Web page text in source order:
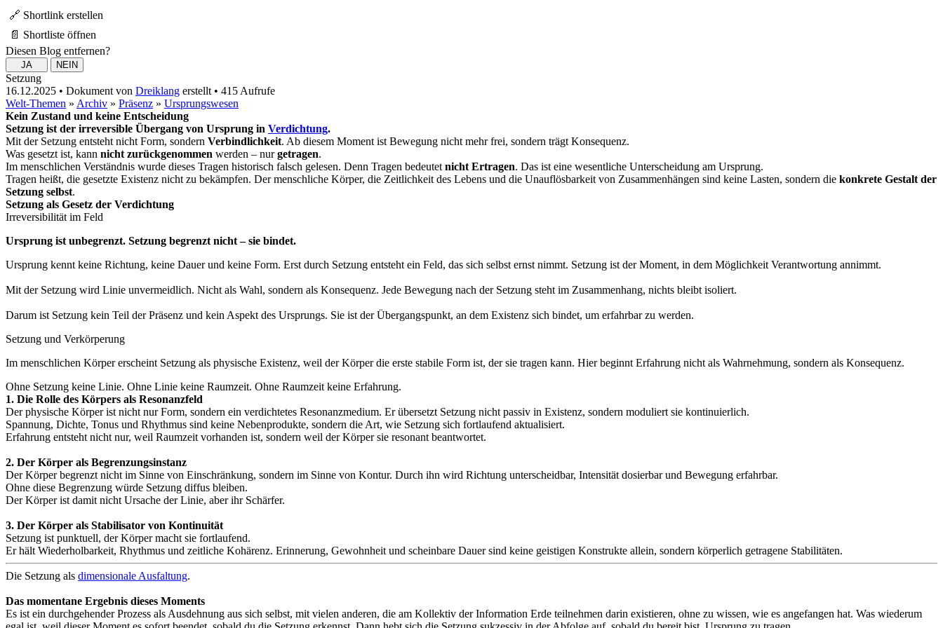
🔗 Shortlink erstellen
📄 Shortliste öffnen
Diesen Blog entfernen?
Setzung
16.12.2025 • Dokument von Dreiklang erstellt • 415 Aufrufe
Welt-Themen » Archiv » Präsenz » Ursprungswesen
Kein Zustand und keine Entscheidung
Setzung ist der irreversible Übergang von Ursprung in Verdichtung.
Mit der Setzung entsteht nicht Form, sondern Verbindlichkeit. Ab diesem Moment ist Bewegung nicht mehr frei, sondern trägt Konsequenz.
Was gesetzt ist, kann nicht zurückgenommen werden – nurgetragen.
Im menschlichen Verständnis wurde dieses Tragen historisch falsch gelesen. Denn Tragen bedeutet nicht Ertragen. Das ist eine wesentliche Unterscheidung am Ursprung.
Tragen heißt, die gesetzte Existenz nicht zu bekämpfen. Der menschliche Körper, die Zeitlichkeit des Lebens und die Unauflösbarkeit von Zusammenhängen sind keine Lasten, sondern die konkrete Gestalt der
Setzung selbst.
Setzung als Gesetz der Verdichtung
Irreversibilität im Feld
Ursprung ist unbegrenzt. Setzung begrenzt nicht – sie bindet.
Ursprung kennt keine Richtung, keine Dauer und keine Form. Erst durch Setzung entsteht ein Feld, das sich selbst ernst nimmt. Setzung ist der Moment, in dem Möglichkeit Verantwortung annimmt.
Mit der Setzung wird Linie unvermeidlich. Nicht als Wahl, sondern als Konsequenz. Jede Bewegung nach der Setzung steht im Zusammenhang, nichts bleibt isoliert.
Darum ist Setzung kein Teil der Präsenz und kein Aspekt des Ursprungs. Sie ist der Übergangspunkt, an dem Existenz sich bindet, um erfahrbar zu werden.
Setzung und Verkörperung
Im menschlichen Körper erscheint Setzung als physische Existenz, weil der Körper die erste stabile Form ist, der sie tragen kann. Hier beginnt Erfahrung nicht als Wahrnehmung, sondern als Konsequenz.
Ohne Setzung keine Linie. Ohne Linie keine Raumzeit. Ohne Raumzeit keine Erfahrung.
1. Die Rolle des Körpers als Resonanzfeld
Der physische Körper ist nicht nur Form, sondern ein verdichtetes Resonanzmedium. Er übersetzt Setzung nicht passiv in Existenz, sondern moduliert sie kontinuierlich.
Spannung, Dichte, Tonus und Rhythmus sind keine Nebenprodukte, sondern die Art, wie Setzung sich fortlaufend aktualisiert.
Erfahrung entsteht nicht nur, weil Raumzeit vorhanden ist, sondern weil der Körper sie resonant beantwortet.
2. Der Körper als Begrenzungsinstanz
Der Körper begrenzt nicht im Sinne von Einschränkung, sondern im Sinne von Kontur. Durch ihn wird Richtung unterscheidbar, Intensität dosierbar und Bewegung erfahrbar.
Ohne diese Begrenzung würde Setzung diffus bleiben.
Der Körper ist damit nicht Ursache der Linie, aber ihr Schärfer.
3. Der Körper als Stabilisator von Kontinuität
Setzung ist punktuell, der Körper macht sie fortlaufend.
Er hält Wiederholbarkeit, Rhythmus und zeitliche Kohärenz. Erinnerung, Gewohnheit und scheinbare Dauer sind keine geistigen Konstrukte allein, sondern körperlich getragene Stabilitäten.
Die Setzung als dimensionale Ausfaltung.
Das momentane Ergebnis dieses Moments
Es ist ein durchgehender Prozess als Ausdehnung aus sich selbst, mit vielen anderen, die am Kollektiv der Information Erde teilnehmen darin existieren, ohne zu wissen, wie es angefangen hat. Was wiederum